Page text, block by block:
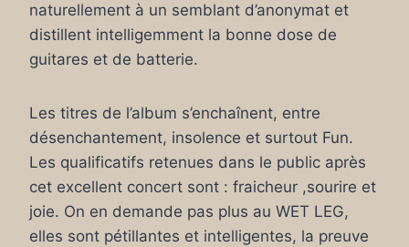
naturellement à un semblant d’anonymat et
distillent intelligemment la bonne dose de
guitares et de batterie.
Les titres de l’album s’enchaînent, entre
désenchantement, insolence et surtout Fun.
Les qualificatifs retenues dans le public après
cet excellent concert sont : fraicheur ,sourire et
joie. On en demande pas plus au WET LEG,
elles sont pétillantes et intelligentes, la preuve